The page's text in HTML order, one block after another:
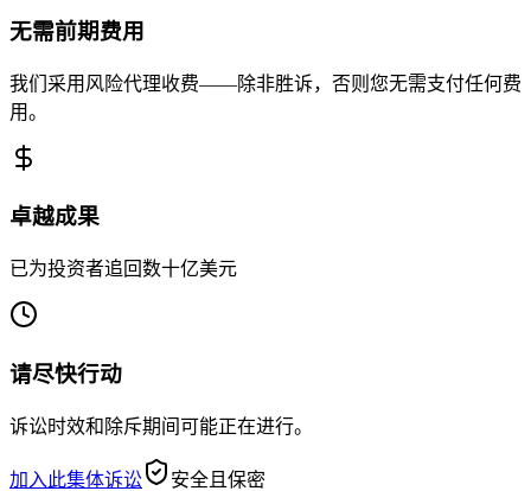
无需前期费用
我们采用风险代理收费——除非胜诉，否则您无需支付任何费
用。
卓越成果
已为投资者追回数十亿美元
请尽快行动
诉讼时效和除斥期间可能正在进行。
加入此集体诉讼 安全且保密